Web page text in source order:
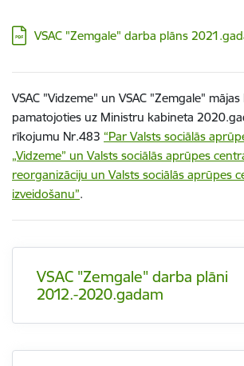
Lejupielādēt:
VSAC "Zemgale" darba plāns
VSAC "Vidzeme" un VSAC "Zemgale"
pamatojoties uz Ministru kabineta
rīkojumu Nr.483 “Par Valsts sociālās
„Vidzeme” un Valsts sociālās aprūpes
reorganizāciju un Valsts sociālās aprūpes
izveidošanu”.
VSAC "Zemgale" darba plāni
2012.-2020.gadam